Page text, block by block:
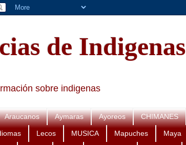
de Indigenas
sobre indigenas
Araucanos Aymaras Ayoreos CHIMANES
Lecos MUSICA Mapuches Maya